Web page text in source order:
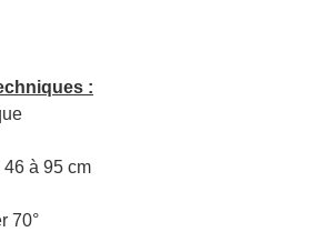
:
à 95 cm
70°